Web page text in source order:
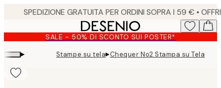
content.
SALE - 50% DI SCONTO SUI POSTER*
▸ Stampe su tela▸Chequer No2 Stampa su Tela